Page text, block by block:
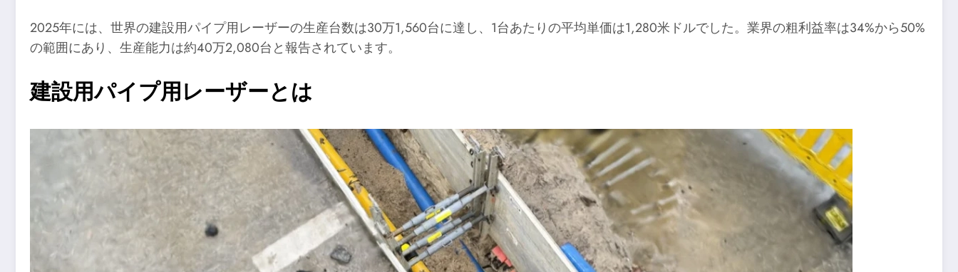
2025年には、世界の建設用パイプ用レーザーの生産台数は30万1,560台に達し、1台あたりの平均単価は1,280米ドルでした。業界の粗利益率は34%から50%
の範囲にあり、生産能力は約40万2,080台と報告されています。
建設用パイプ用レーザーとは